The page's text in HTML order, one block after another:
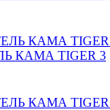
КАМА TIGER 2,5
КАМА TIGER 3